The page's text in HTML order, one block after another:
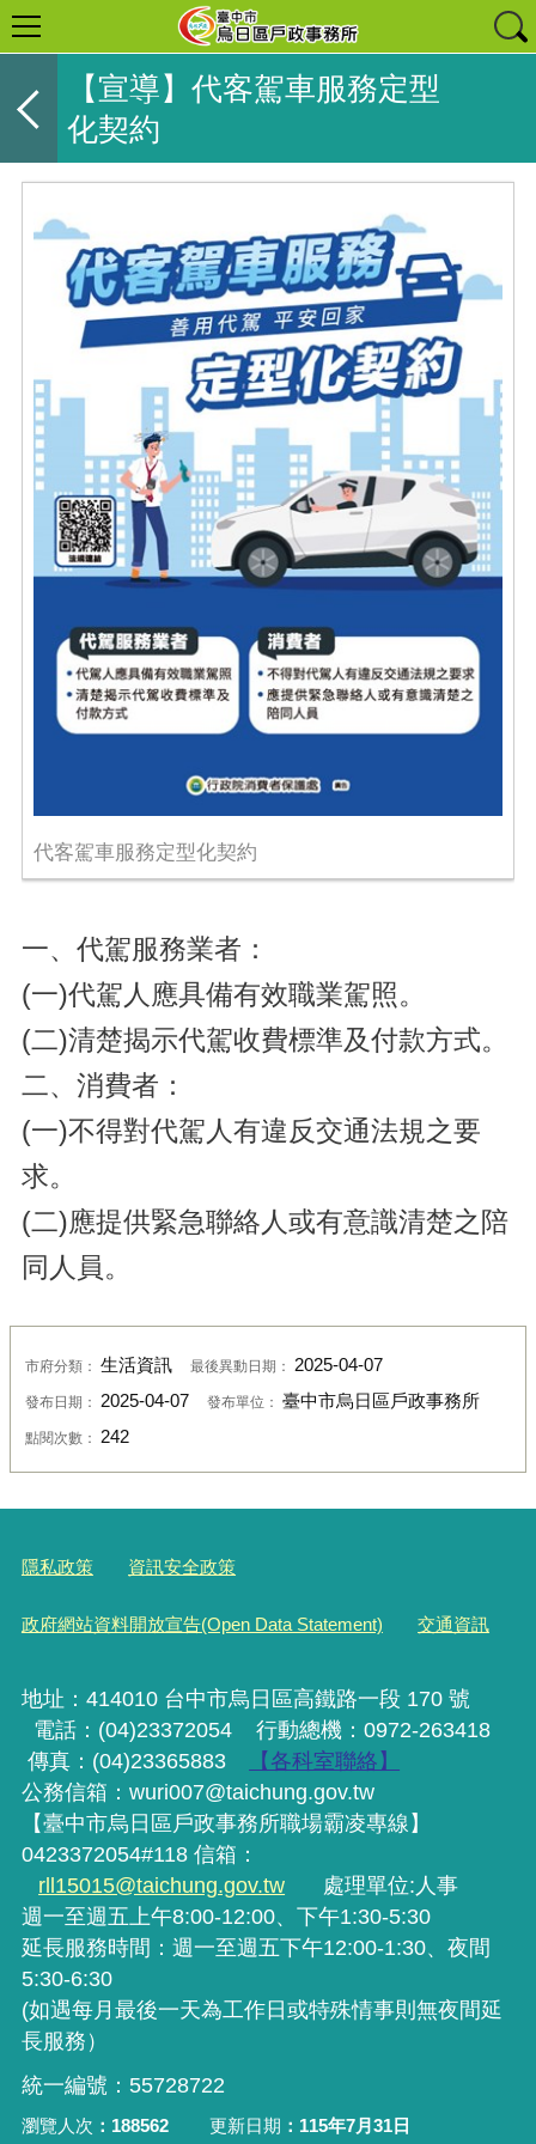
【宣導】代客駕車服務定型
化契約
代客駕車服務定型化契約
一、代駕服務業者：
(一)代駕人應具備有效職業駕照。
(二)清楚揭示代駕收費標準及付款方式。
二、消費者：
(一)不得對代駕人有違反交通法規之要
求。
(二)應提供緊急聯絡人或有意識清楚之陪
同人員。
市府分類： 生活資訊 最後異動日期： 2025-04-07
發布日期： 2025-04-07 發布單位： 臺中市烏日區戶政事務所
點閱次數： 242
隱私政策 資訊安全政策
政府網站資料開放宣告(Open Data Statement) 交通資訊
地址：414010 台中市烏日區高鐵路一段 170 號
電話：(04)23372054 行動總機：0972-263418
傳真：(04)23365883
【各科室聯絡】
公務信箱：wuri007@taichung.gov.tw
【臺中市烏日區戶政事務所職場霸凌專線】
0423372054#118 信箱：
rll15015@taichung.gov.tw
處理單位:人事
週一至週五上午8:00-12:00、下午1:30-5:30
延長服務時間：週一至週五下午12:00-1:30、夜間
5:30-6:30
(如遇每月最後一天為工作日或特殊情事則無夜間延
長服務）
統一編號：55728722
瀏覽人次 188562 更新日期 115年7月31日